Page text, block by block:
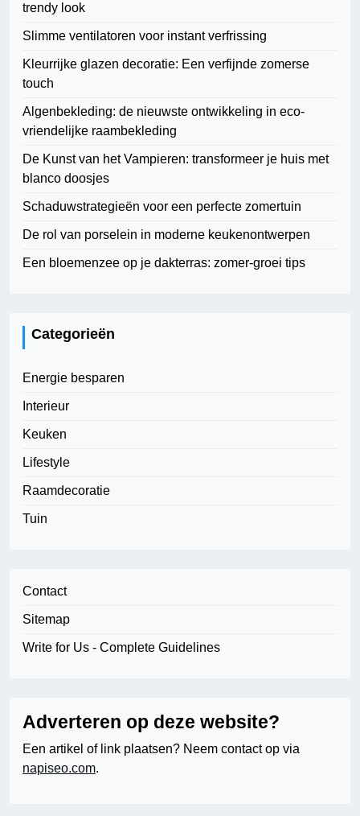
trendy look
Slimme ventilatoren voor instant verfrissing
Kleurrijke glazen decoratie: Een verfijnde zomerse
touch
Algenbekleding: de nieuwste ontwikkeling in eco-
vriendelijke raambekleding
De Kunst van het Vampieren: transformeer je huis met
blanco doosjes
Schaduwstrategieën voor een perfecte zomertuin
De rol van porselein in moderne keukenontwerpen
Een bloemenzee op je dakterras: zomer-groei tips
Categorieën
Energie besparen
Interieur
Keuken
Lifestyle
Raamdecoratie
Tuin
Contact
Sitemap
Write for Us - Complete Guidelines
Adverteren op deze website?
Een artikel of link plaatsen? Neem contact op via
napiseo.com.